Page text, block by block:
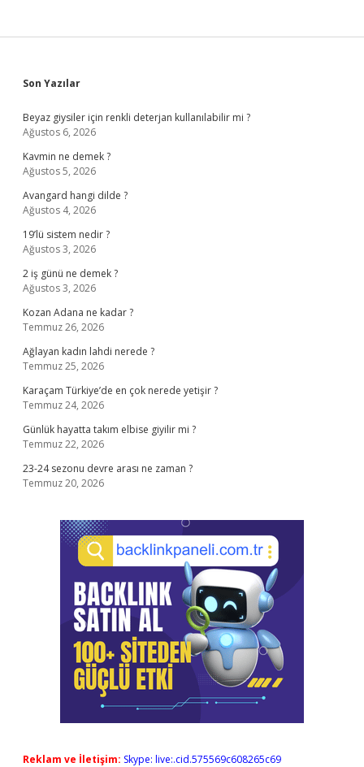
Sidebar
Son Yazılar
Beyaz giysiler için renkli deterjan kullanılabilir mi ?
Ağustos 6, 2026
Kavmin ne demek ?
Ağustos 5, 2026
Avangard hangi dilde ?
Ağustos 4, 2026
19’lü sistem nedir ?
Ağustos 3, 2026
2 iş günü ne demek ?
Ağustos 3, 2026
Kozan Adana ne kadar ?
Temmuz 26, 2026
Ağlayan kadın lahdi nerede ?
Temmuz 25, 2026
Karaçam Türkiye’de en çok nerede yetişir ?
Temmuz 24, 2026
Günlük hayatta takım elbise giyilir mi ?
Temmuz 22, 2026
23-24 sezonu devre arası ne zaman ?
Temmuz 20, 2026
Reklam ve İletişim: Skype: live:.cid.575569c608265c69